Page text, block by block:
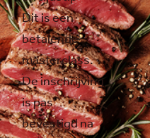
Dit is een
betalende
masterclass.
De inschrijving
is pas
bevestigd na